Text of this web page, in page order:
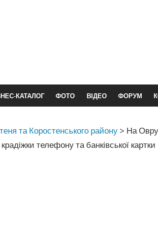
КАТАЛОГ ФОТО ВІДЕО ФОРУМ
та Коростенського району > На
телефону та банківської картки